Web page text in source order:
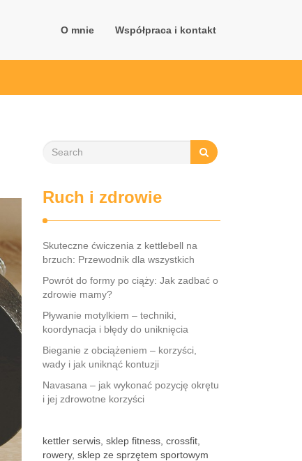
O mnie Współpraca i kontakt
Ruch i zdrowie
Skuteczne ćwiczenia z kettlebell na
brzuch: Przewodnik dla wszystkich
Powrót do formy po ciąży: Jak zadbać o
zdrowie mamy?
Pływanie motylkiem – techniki,
koordynacja i błędy do uniknięcia
Bieganie z obciążeniem – korzyści,
wady i jak uniknąć kontuzji
Navasana – jak wykonać pozycję okrętu
i jej zdrowotne korzyści
kettler serwis, sklep fitness, crossfit,
rowery, sklep ze sprzętem sportowym